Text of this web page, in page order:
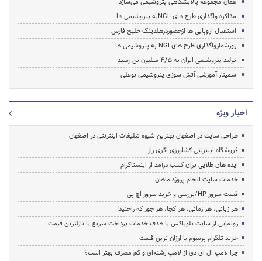
مذاکره واگذاری طرح های NGLبه پتروشیمی ها
استقبال اروپایی ها ازحضوردرهلدینگ خلیج فارس
روزشمارواگذاری طرح هایNGL به پتروشیمی ها
تولید پتروشیمی ایران به 4,15 میلیون تن رسید
سمینار آموزشی آتش سوزی پتروشیمی بوعلی
اخبار ویژه
طراحی سایت در اصفهان بهترین شیوه تبلیغات اینترنتی در اصفهان
فروشگاه اینترنتی کشاورزی اگری راز
ایده های طلایی برای کسب درآمد از اینستاگرام
خدمات سایت انجام پروژه ماهان
قیمت سرور HP/بررسی و خرید سرور اچ پی
هر زبانی، هر زمانی، هر کجا، هر جور که راحتید!
رونمایی از سایت بلوباکس با هدف خدمات پرداخت سریع با نازلترین قیمت
خرید تلگرام پرمیوم با ارزان ترین قیمت
چرا لامپ ال ای دی از لامپ رشته‌ای و کم مصرف بهتر است؟